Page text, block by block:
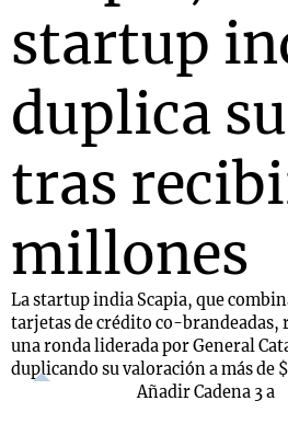
startup
duplica
tras
millones
La startup india Scapia, que
tarjetas de crédito co-brandeadas,
una ronda liderada por General
duplicando su valoración a más de
Añadir Cadena 3 a